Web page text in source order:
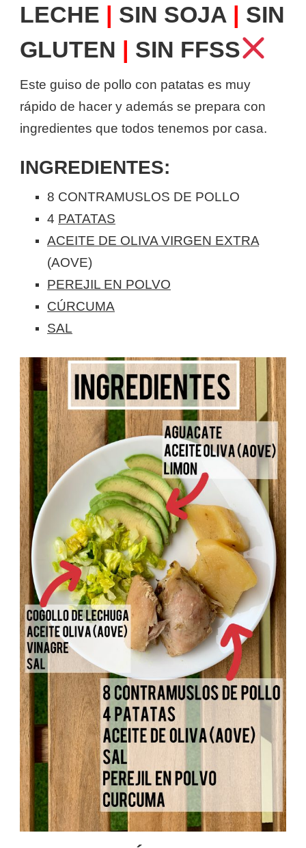
LECHE | SIN SOJA | SIN
GLUTEN | SIN FFSS
Este guiso de pollo con patatas es muy
rápido de hacer y además se prepara con
ingredientes que todos tenemos por casa.
INGREDIENTES:
8 CONTRAMUSLOS DE POLLO
4 PATATAS
ACEITE DE OLIVA VIRGEN EXTRA
(AOVE)
PEREJIL EN POLVO
CÚRCUMA
SAL